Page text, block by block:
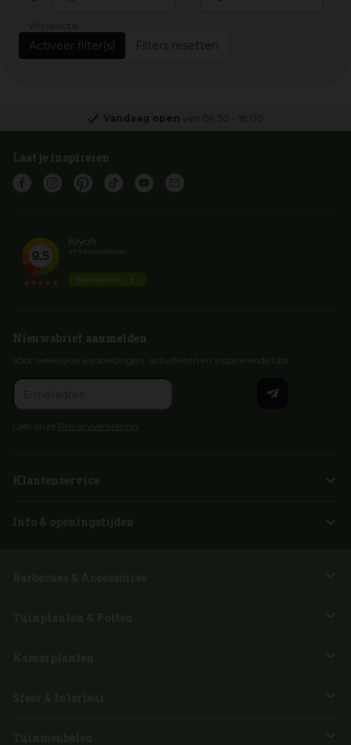
Filters resetten
Vandaag open van 09:30 18:00
Laat je inspireren
Nieuwsbrief aanmelden
Voor wekelijkse aanbiedingen, activiteiten en inspirerende tips
Lees onze Privacyverklaring
Klantenservice
Info & openingstijden